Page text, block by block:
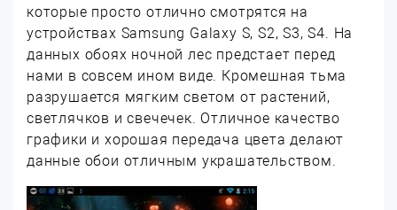
которые просто отлично смотрятся на
устройствах Samsung Galaxy S, S2, S3, S4. На
данных обоях ночной лес предстает перед
нами в совсем ином виде. Кромешная тьма
разрушается мягким светом от растений,
светлячков и свечечек. Отличное качество
графики и хорошая передача цвета делают
данные обои отличным украшательством.